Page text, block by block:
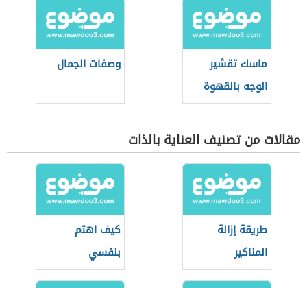
ماسك تقشير
الوجه بالقهوة
وصفات الجمال
مقالات من تصنيف العناية بالذات
طريقة إزالة
المناكير
كيف اهتم
بنفسي